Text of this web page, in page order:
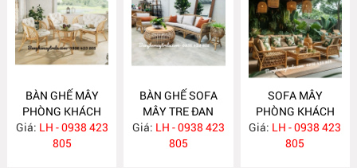
BÀN GHẾ MÂY
PHÒNG KHÁCH
NHỎ GỌN MA814
Giá: LH - 0938 423
805
BÀN GHẾ SOFA
MÂY TRE ĐAN
MA813
Giá: LH - 0938 423
805
SOFA MÂY
PHÒNG KHÁCH
MA812
Giá: LH - 0938 423
805